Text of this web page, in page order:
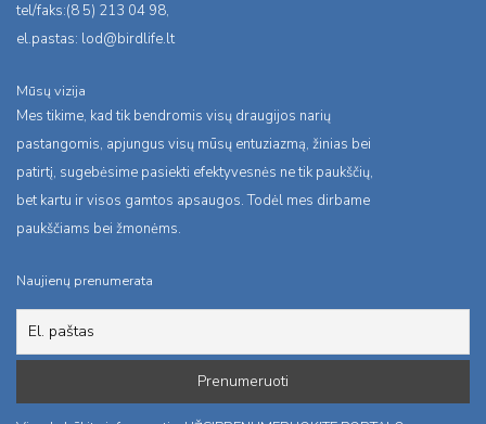
tel/faks:(8 5) 213 04 98,
el.pastas: lod@birdlife.lt
Mūsų vizija
Mes tikime, kad tik bendromis visų draugijos narių
pastangomis, apjungus visų mūsų entuziazmą, žinias bei
patirtį, sugebėsime pasiekti efektyvesnės ne tik paukščių,
bet kartu ir visos gamtos apsaugos. Todėl mes dirbame
paukščiams bei žmonėms.
Naujienų prenumerata